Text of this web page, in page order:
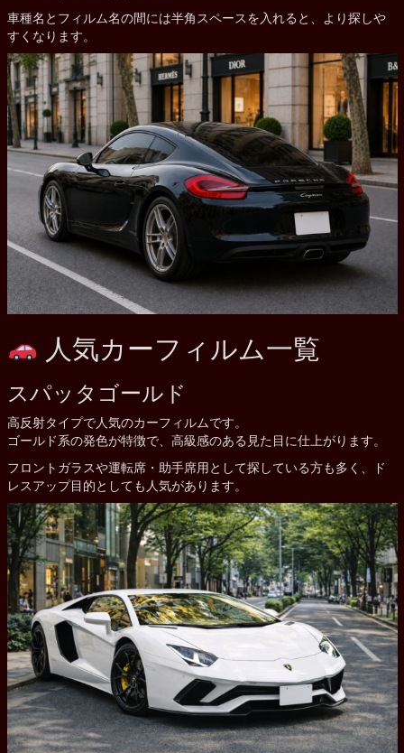
車種名とフィルム名の間には半角スペースを入れると、より探しや
すくなります。
人気カーフィルム一覧
スパッタゴールド
高反射タイプで人気のカーフィルムです。
ゴールド系の発色が特徴で、高級感のある見た目に仕上がります。
フロントガラスや運転席・助手席用として探している方も多く、ド
レスアップ目的としても人気があります。